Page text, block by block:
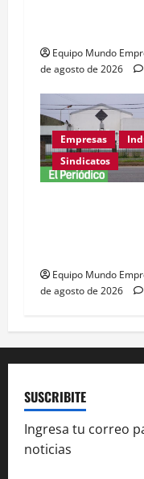
Equipo Mundo
de agosto de 2026
Empresas
Sindicatos
Equipo Mundo
de agosto de 2026
SUSCRIBITE
Ingresa tu correo
noticias